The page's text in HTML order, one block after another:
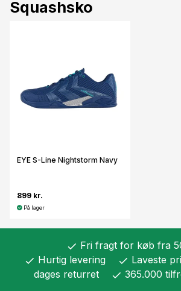
Squashsko
EYE S-Line Nightstorm Navy
899 kr.
På lager
check Fri fragt for køb fra
check Hurtig levering check Laveste
dages returret
check 365.000